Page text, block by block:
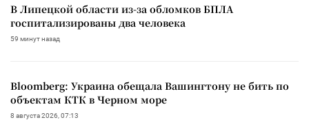
В Липецкой области из-за обломков БПЛА
госпитализированы два человека
59 минут назад
Bloomberg: Украина обещала Вашингтону не бить по
объектам КТК в Черном море
8 августа 2026, 07:13